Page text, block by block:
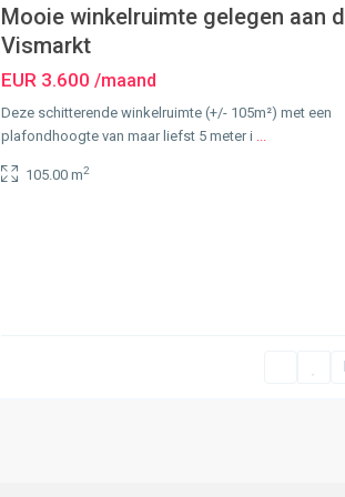
Mooie winkelruimte gelegen aan
Vismarkt
EUR 3.600 /maand
Deze schitterende winkelruimte (+/- 105m²) met een
plafondhoogte van maar liefst 5 meter i ...
105.00 m2